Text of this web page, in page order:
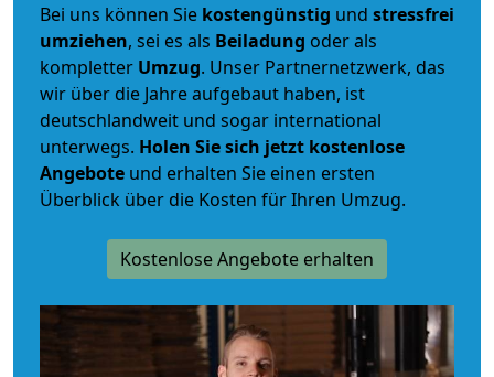
Bei uns können Sie kostengünstig und stressfrei
umziehen, sei es als Beiladung oder als
kompletter Umzug. Unser Partnernetzwerk, das
wir über die Jahre aufgebaut haben, ist
deutschlandweit und sogar international
unterwegs. Holen Sie sich jetzt kostenlose
Angebote und erhalten Sie einen ersten
Überblick über die Kosten für Ihren Umzug.
Kostenlose Angebote erhalten